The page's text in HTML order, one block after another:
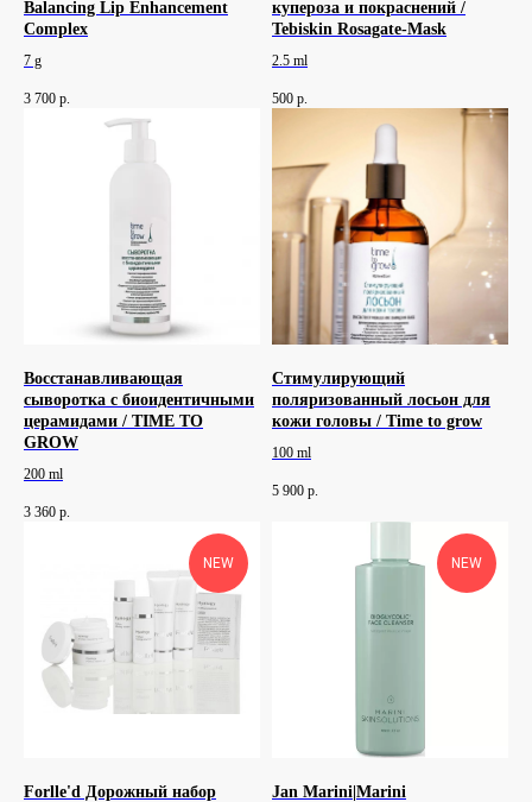
Balancing Lip Enhancement
Complex
7 g
3 700 р.
купероза и покраснений /
Tebiskin Rosagate-Mask
2.5 ml
500 р.
Восстанавливающая
сыворотка с биоидентичными
церамидами / TIME TO
GROW
200 ml
3 360 р.
Стимулирующий
поляризованный лосьон для
кожи головы / Time to grow
100 ml
5 900 р.
NEW
Forlle'd Дорожный набор
NEW
Jan Marini|Marini